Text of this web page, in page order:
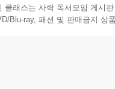
클래스는 사락 독서모임 게시
Blu-ray, 패션 및 판매금지 상